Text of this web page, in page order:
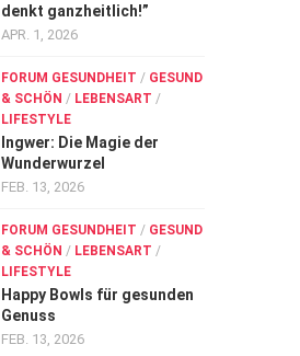
denkt ganzheitlich!”
APR. 1, 2026
FORUM GESUNDHEIT / GESUND
& SCHÖN / LEBENSART /
LIFESTYLE
Ingwer: Die Magie der
Wunderwurzel
FEB. 13, 2026
FORUM GESUNDHEIT / GESUND
& SCHÖN / LEBENSART /
LIFESTYLE
Happy Bowls für gesunden
Genuss
FEB. 13, 2026